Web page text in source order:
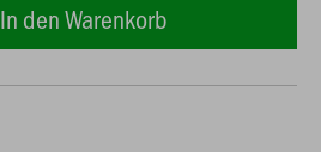
In den Warenkorb